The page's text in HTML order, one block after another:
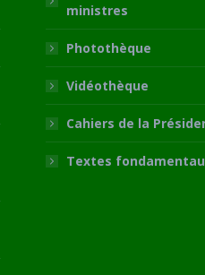
ministres
Photothèque
Vidéothèque
Cahiers de la
Textes